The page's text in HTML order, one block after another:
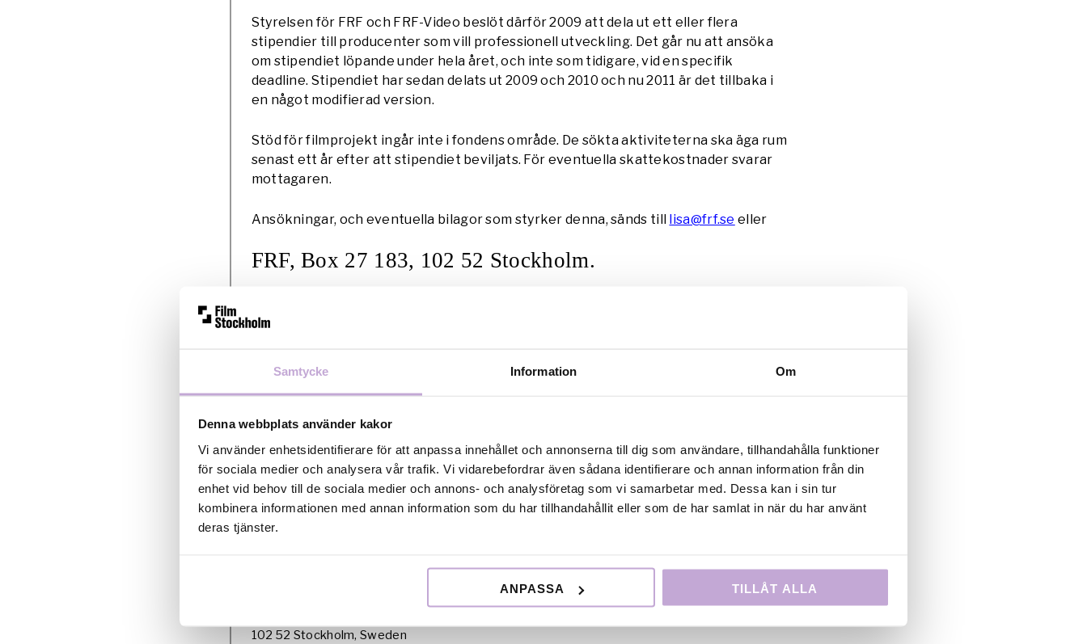
Samtycke Information Om
Denna webbplats använder kakor
Vi använder enhetsidentifierare för att anpassa innehållet och annonserna till dig som användare, tillhandahålla funktioner
för sociala medier och analysera vår trafik. Vi vidarebefordrar även sådana identifierare och annan information från din
enhet vid behov till de sociala medier och annons- och analysföretag som vi samarbetar med. Dessa kan i sin tur
kombinera informationen med annan information som du har tillhandahållit eller som de har samlat in när du har använt
deras tjänster.
ANPASSA TILLÅT ALLA
Styrelsen för FRF och FRF-Video beslöt därför 2009 att dela ut ett eller flera
stipendier till producenter som vill professionell utveckling. Det går nu att ansöka
om stipendiet löpande under hela året, och inte som tidigare, vid en specifik
deadline. Stipendiet har sedan delats ut 2009 och 2010 och nu 2011 är det tillbaka i
en något modifierad version.
Stöd för filmprojekt ingår inte i fondens område. De sökta aktiviteterna ska äga rum
senast ett år efter att stipendiet beviljats. För eventuella skattekostnader svarar
mottagaren.
Ansökningar, och eventuella bilagor som styrker denna, sänds till lisa@frf.se eller
FRF, Box 27 183, 102 52 Stockholm.
under året.
08 – 665 12 55,
Producenterna, Oberoende Filmares Förbund och Ifpi
Sverige har representanter.
Alla ansökningar besvaras och stipendierna kungörs på
FRF:s hemsida,www.frf.se .
Styrelsens beslut kan inte överklagas.
Filmproducenternas Rättighetsförening / FRF
102 52 Stockholm, Sweden